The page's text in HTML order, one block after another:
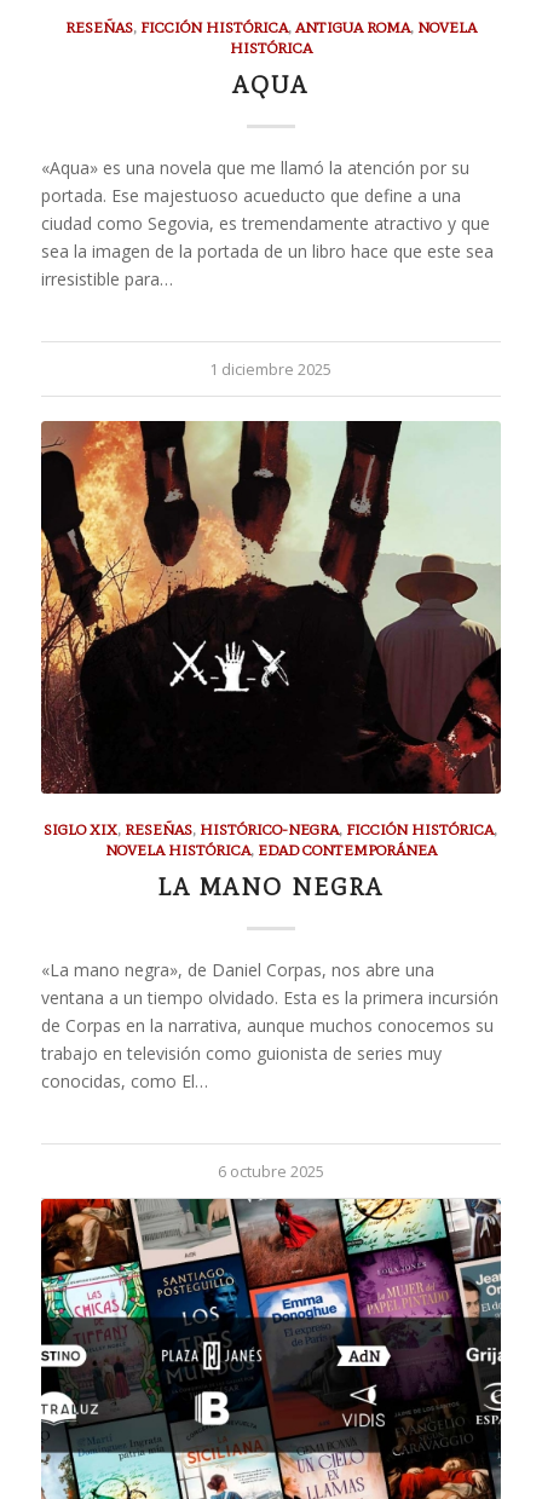
RESEÑAS, FICCIÓN HISTÓRICA, ANTIGUA ROMA, NOVELA
HISTÓRICA
AQUA
«Aqua» es una novela que me llamó la atención por su
portada. Ese majestuoso acueducto que define a una
ciudad como Segovia, es tremendamente atractivo y que
sea la imagen de la portada de un libro hace que este sea
irresistible para…
1 diciembre 2025
SIGLO XIX, RESEÑAS, HISTÓRICO-NEGRA, FICCIÓN HISTÓRICA,
NOVELA HISTÓRICA, EDAD CONTEMPORÁNEA
LA MANO NEGRA
«La mano negra», de Daniel Corpas, nos abre una
ventana a un tiempo olvidado. Esta es la primera incursión
de Corpas en la narrativa, aunque muchos conocemos su
trabajo en televisión como guionista de series muy
conocidas, como El…
6 octubre 2025